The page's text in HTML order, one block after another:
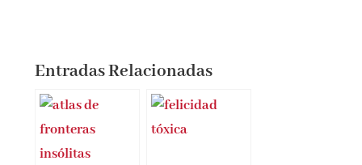
Entradas Relacionadas